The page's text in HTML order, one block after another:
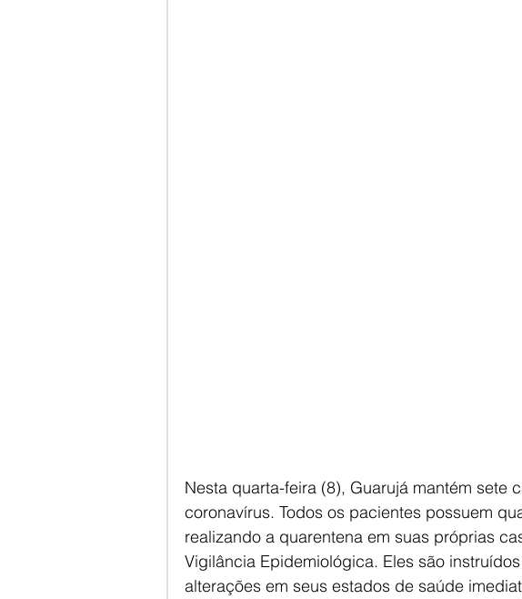
Nesta quarta-feira (8), Guarujá mantém sete
coronavírus. Todos os pacientes possuem
realizando a quarentena em suas próprias
Vigilância Epidemiológica. Eles são
alterações em seus estados de saúde